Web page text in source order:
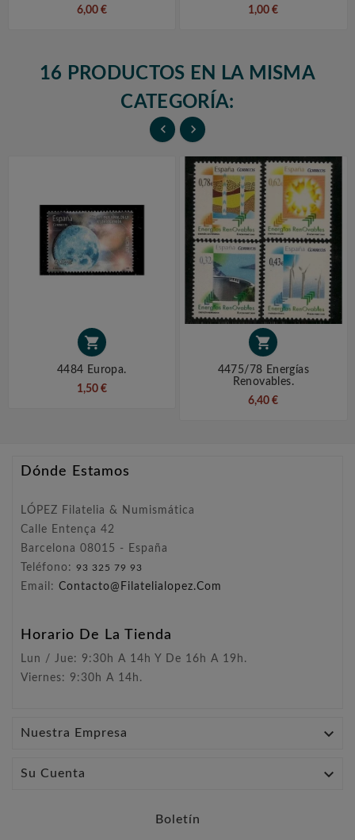
6,00 €
1,00 €
16 PRODUCTOS EN LA MISMA
CATEGORÍA:
 

4484 Europa.
1,50 €

4475/78 Energías
Renovables.
6,40 €
Dónde Estamos
LÓPEZ Filatelia & Numismática
Calle Entença 42
Barcelona 08015 - España
Teléfono: 93 325 79 93
Email: Contacto@filatelialopez.com
Horario De La Tienda
Lun / Jue: 9:30h A 14h Y De 16h A 19h.
Viernes: 9:30h A 14h.
Nuestra Empresa 
Su Cuenta 
Boletín